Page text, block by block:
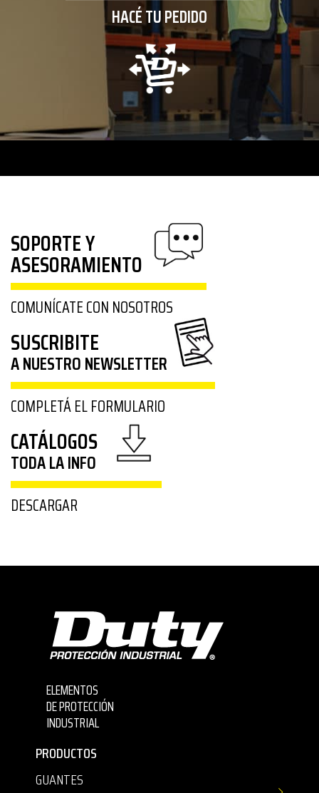
HACÉ TU PEDIDO
SOPORTE Y
ASESORAMIENTO
COMUNÍCATE CON NOSOTROS
SUSCRIBITE
A NUESTRO NEWSLETTER
COMPLETÁ EL FORMULARIO
CATÁLOGOS
TODA LA INFO
DESCARGAR
ELEMENTOS
DE PROTECCIÓN
INDUSTRIAL
PRODUCTOS
GUANTES